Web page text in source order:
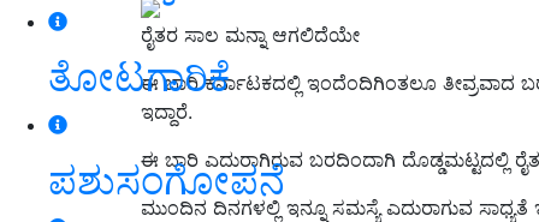
ತೋಟಗಾರಿಕೆ
ಪಶುಸಂಗೋಪನೆ
ರೈತರ ಸಾಲ ಮನ್ನಾ ಆಗಲಿದೆಯೇ
ಈ ಬಾರಿ ಕರ್ನಾಟಕದಲ್ಲಿ ಇಂದೆಂದಿಗಿಂತಲೂ ತೀವ್ರವಾದ
ಇದ್ದಾರೆ.
ಈ ಬಾರಿ ಎದುರಾಗಿರುವ ಬರದಿಂದಾಗಿ ದೊಡ್ಡಮಟ್ಟದಲ್ಲಿ
ಮುಂದಿನ ದಿನಗಳಲ್ಲಿ ಇನ್ನೂ ಸಮಸ್ಯೆ ಎದುರಾಗುವ ಸಾಧ್ಯತೆ